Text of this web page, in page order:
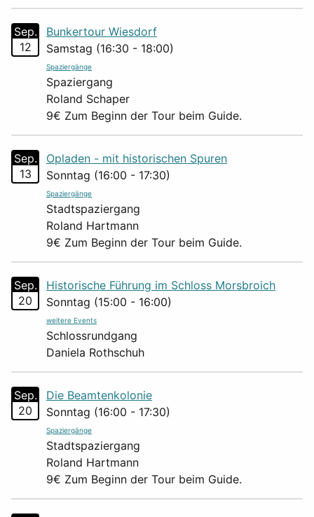
Sep.
12
Bunkertour Wiesdorf
Samstag (16:30 - 18:00)
Spaziergänge
Spaziergang
Roland Schaper
9€ Zum Beginn der Tour beim Guide.
Sep.
13
Opladen - mit historischen Spuren
Sonntag (16:00 - 17:30)
Spaziergänge
Stadtspaziergang
Roland Hartmann
9€ Zum Beginn der Tour beim Guide.
Sep.
20
Historische Führung im Schloss Morsbroich
Sonntag (15:00 - 16:00)
weitere Events
Schlossrundgang
Daniela Rothschuh
Sep.
20
Die Beamtenkolonie
Sonntag (16:00 - 17:30)
Spaziergänge
Stadtspaziergang
Roland Hartmann
9€ Zum Beginn der Tour beim Guide.